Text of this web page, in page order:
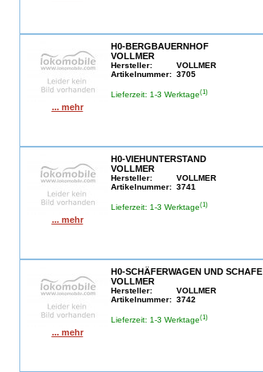
... mehr
H0-BERGBAUERNHOF
VOLLMER
Hersteller:
VOLLMER
Artikelnummer: 3705
Lieferzeit: 1-3 Werktage(1)
... mehr
H0-VIEHUNTERSTAND
VOLLMER
Hersteller:
VOLLMER
Artikelnummer: 3741
Lieferzeit: 1-3 Werktage(1)
... mehr
H0-SCHÄFERWAGEN UND SCHAFE
VOLLMER
Hersteller:
VOLLMER
Artikelnummer: 3742
Lieferzeit: 1-3 Werktage(1)